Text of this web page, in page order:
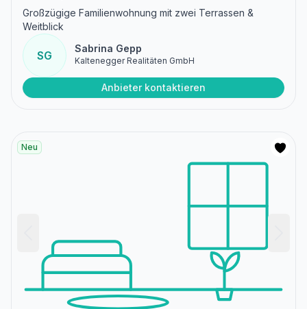
Großzügige Familienwohnung mit zwei Terrassen &
Weitblick
SG
Sabrina Gepp
Kaltenegger Realitäten GmbH
Anbieter kontaktieren
Neu